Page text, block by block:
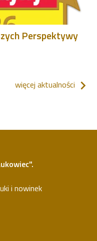
Perspektywy
więcej aktualności
i nowinek